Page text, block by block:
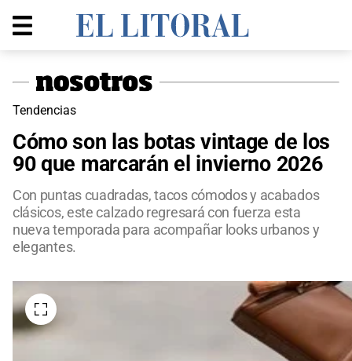
Tendencias
Cómo son las botas vintage de los
90 que marcarán el invierno 2026
Con puntas cuadradas, tacos cómodos y acabados
clásicos, este calzado regresará con fuerza esta
nueva temporada para acompañar looks urbanos y
elegantes.